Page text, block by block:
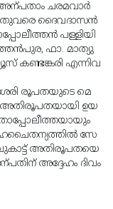
ച​​​​ര​​​​മ​​​​വാ​​​​ർ​​​​
ദൈ​​​​വ​​​​ദാ​​​​സ​​​​ൻ
പ​​​​ള്ളി​​​​യി​​​​
ഫാ.​​​​ മാ​​​​ത്യു
ക​​​​ണ്ട​​​​ങ്ക​​​​രി എ​​​​ന്നി​​​​വ​​​​
രൂ​​​​പ​​​​ത​​​​യു​​​​ടെ മെ​​​​
അ​​​​തി​​​​രൂ​​​​പ​​​​ത​​​​യാ​​​​യി ഉ​​​​യ​​​​
സേ​​​​
അ​​​​തി​​​​രൂ​​​​പ​​​​ത​​​​യെ
അ​​​​ദ്ദേ​​​​ഹം ദി​​​​വം​​​​